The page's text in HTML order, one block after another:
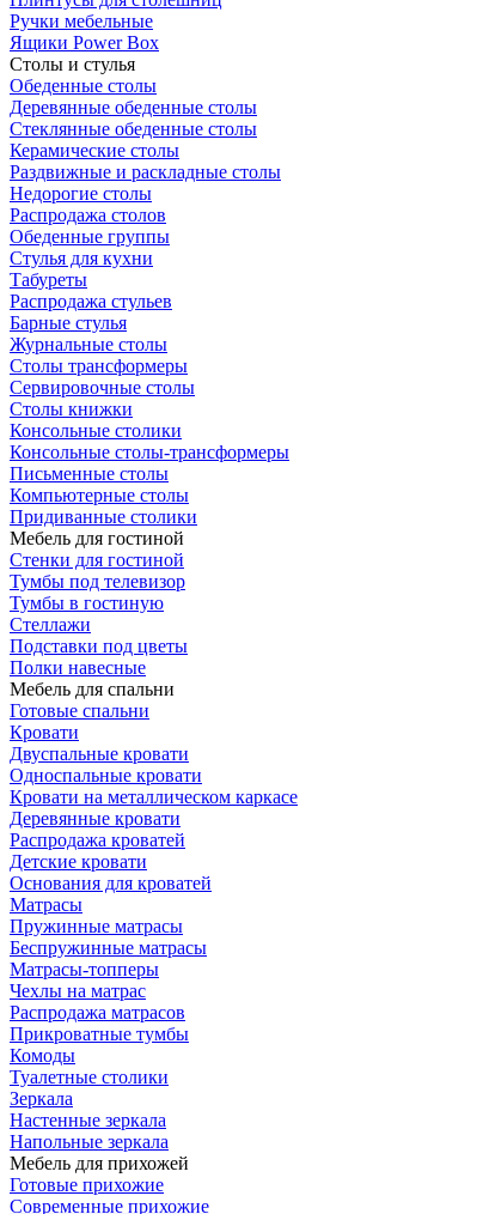
Ручки мебельные
Ящики Power Box
Столы и стулья
Обеденные столы
Деревянные обеденные столы
Стеклянные обеденные столы
Керамические столы
Раздвижные и раскладные столы
Недорогие столы
Распродажа столов
Обеденные группы
Стулья для кухни
Табуреты
Распродажа стульев
Барные стулья
Журнальные столы
Столы трансформеры
Сервировочные столы
Столы книжки
Консольные столики
Консольные столы-трансформеры
Письменные столы
Компьютерные столы
Придиванные столики
Мебель для гостиной
Стенки для гостиной
Тумбы под телевизор
Тумбы в гостиную
Стеллажи
Подставки под цветы
Полки навесные
Мебель для спальни
Готовые спальни
Кровати
Двуспальные кровати
Односпальные кровати
Кровати на металлическом каркасе
Деревянные кровати
Распродажа кроватей
Детские кровати
Основания для кроватей
Матрасы
Пружинные матрасы
Беспружинные матрасы
Матрасы-топперы
Чехлы на матрас
Распродажа матрасов
Прикроватные тумбы
Комоды
Туалетные столики
Зеркала
Настенные зеркала
Напольные зеркала
Мебель для прихожей
Готовые прихожие
Современные прихожие